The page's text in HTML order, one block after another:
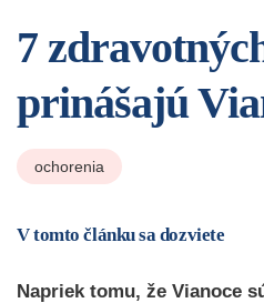
7
prinášajú
ochorenia
V tomto článku sa dozviete
Napriek tomu, že Vianoce